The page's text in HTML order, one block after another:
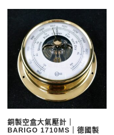
銅製空盒大氣壓計｜
BARIGO 1710MS｜德國製